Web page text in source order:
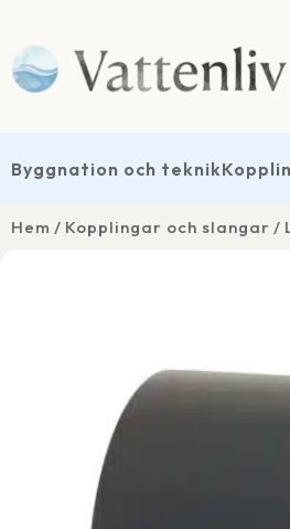
Byggnation och teknik
Hem Kopplingar och slangar